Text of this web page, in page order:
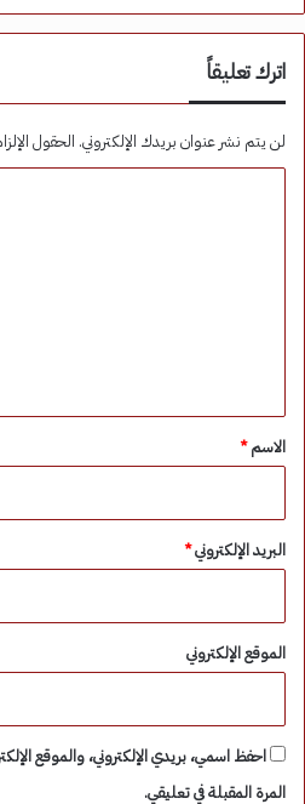
اترك تعليقاً
لن يتم نشر عنوان بريدك الإلكتروني. الحقول
*
الاسم*
البريد الإلكتروني*
الموقع الإلكتروني
احفظ اسمي، بريدي الإلكتروني، والموقع
المرة المقبلة في تعليقي.